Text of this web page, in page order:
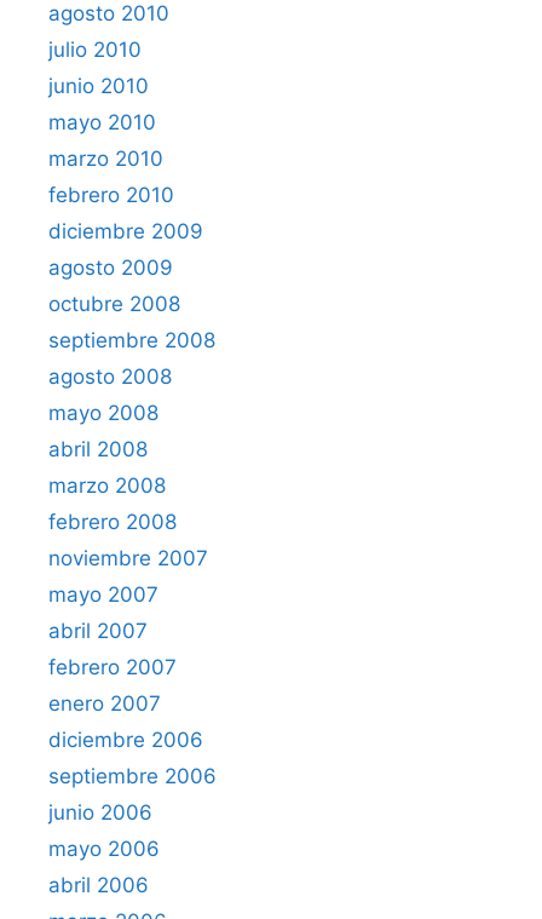
agosto 2010
julio 2010
junio 2010
mayo 2010
marzo 2010
febrero 2010
diciembre 2009
agosto 2009
octubre 2008
septiembre 2008
agosto 2008
mayo 2008
abril 2008
marzo 2008
febrero 2008
noviembre 2007
mayo 2007
abril 2007
febrero 2007
enero 2007
diciembre 2006
septiembre 2006
junio 2006
mayo 2006
abril 2006